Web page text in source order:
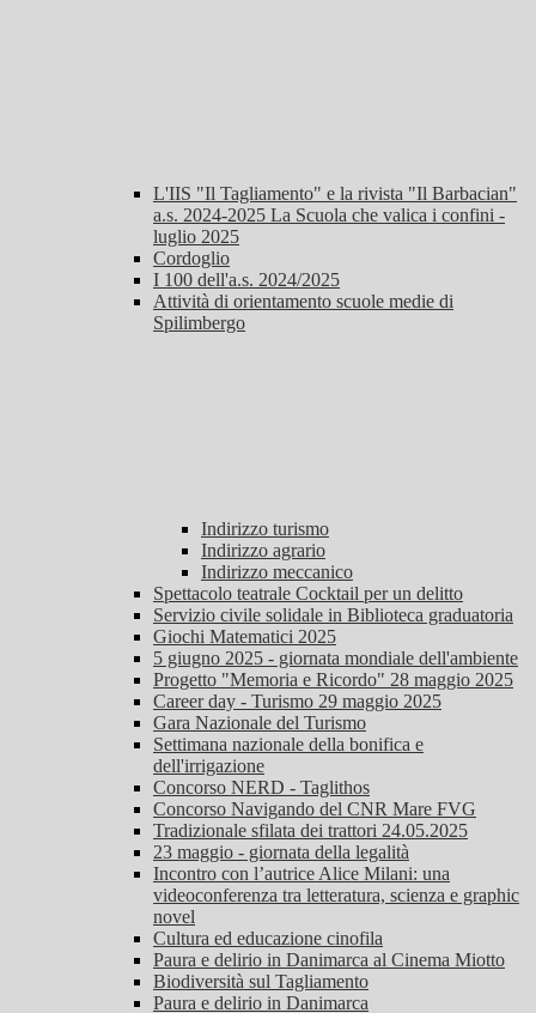
L'IIS "Il Tagliamento" e la rivista "Il Barbacian"
a.s. 2024-2025 La Scuola che valica i confini -
luglio 2025
Cordoglio
I 100 dell'a.s. 2024/2025
Attività di orientamento scuole medie di
Spilimbergo
Indirizzo turismo
Indirizzo agrario
Indirizzo meccanico
Spettacolo teatrale Cocktail per un delitto
Servizio civile solidale in Biblioteca graduatoria
Giochi Matematici 2025
5 giugno 2025 - giornata mondiale dell'ambiente
Progetto "Memoria e Ricordo" 28 maggio 2025
Career day - Turismo 29 maggio 2025
Gara Nazionale del Turismo
Settimana nazionale della bonifica e
dell'irrigazione
Concorso NERD - Taglithos
Concorso Navigando del CNR Mare FVG
Tradizionale sfilata dei trattori 24.05.2025
23 maggio - giornata della legalità
Incontro con l’autrice Alice Milani: una
videoconferenza tra letteratura, scienza e graphic
novel
Cultura ed educazione cinofila
Paura e delirio in Danimarca al Cinema Miotto
Biodiversità sul Tagliamento
Paura e delirio in Danimarca